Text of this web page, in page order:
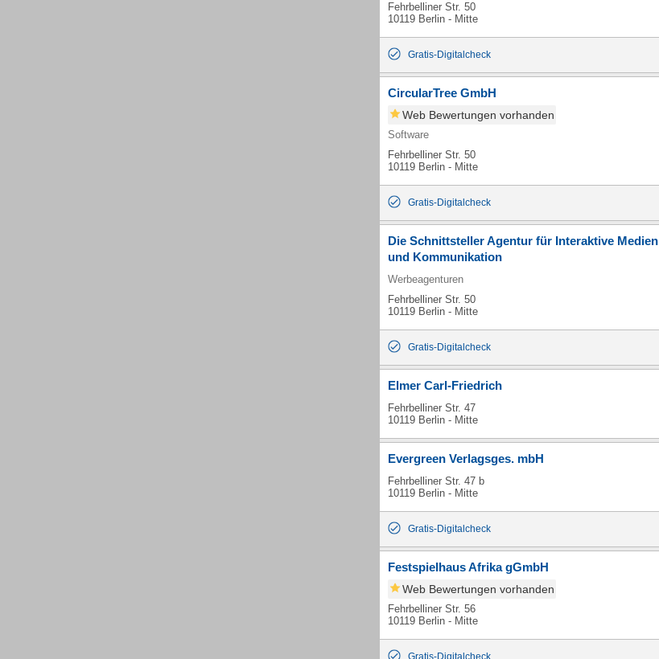
Fehrbelliner Str. 50
10119 Berlin - Mitte
Gratis-Digitalcheck
CircularTree GmbH
Web Bewertungen vorhanden
Software
Fehrbelliner Str. 50
10119 Berlin - Mitte
Gratis-Digitalcheck
Die Schnittsteller Agentur für Interaktive Medien
und Kommunikation
Werbeagenturen
Fehrbelliner Str. 50
10119 Berlin - Mitte
Gratis-Digitalcheck
Elmer Carl-Friedrich
Fehrbelliner Str. 47
10119 Berlin - Mitte
Evergreen Verlagsges. mbH
Fehrbelliner Str. 47 b
10119 Berlin - Mitte
Gratis-Digitalcheck
Festspielhaus Afrika gGmbH
Web Bewertungen vorhanden
Fehrbelliner Str. 56
10119 Berlin - Mitte
Gratis-Digitalcheck